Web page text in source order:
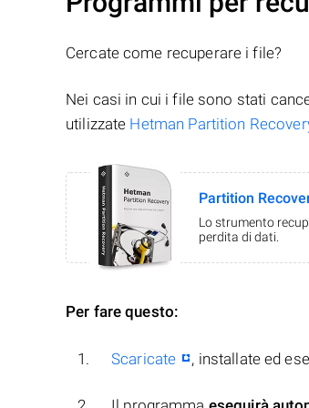
Cercate come recuperare i file?
Nei casi in cui i file sono stati
utilizzate Hetman Partition
Partition
Lo strumento
perdita di dati.
Per fare questo:
Scaricate , installate ed